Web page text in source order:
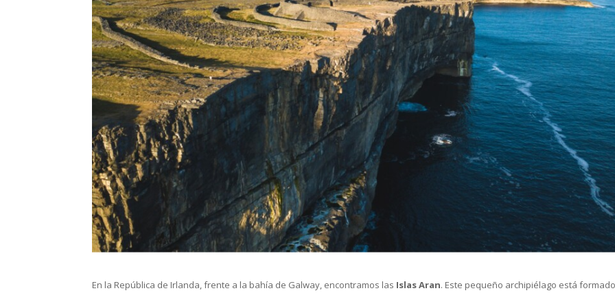
En la República de Irlanda, frente a la bahía de Galway, encontramos las Islas Aran. Este pequeño archipiélago está